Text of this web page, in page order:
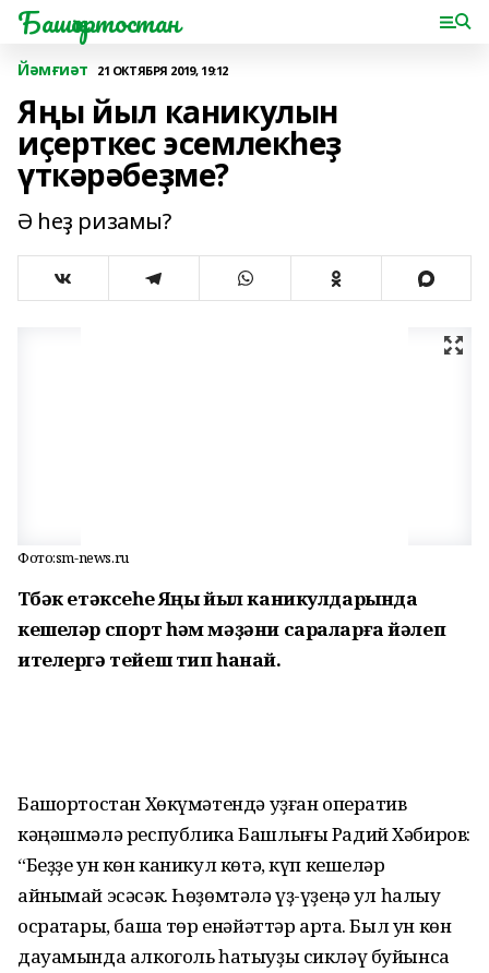
Башҡортостан
Йәмғиәт 21 ОКТЯБРЯ 2019, 19:12
Яңы йыл каникулын
иҫерткес эсемлекһеҙ
үткәрәбеҙме?
Ә һеҙ ризамы?
Фото:sm-news.ru
Төбәк етәксеһе Яңы йыл каникулдарында
кешеләр спорт һәм мәҙәни сараларға йәлеп
ителергә тейеш тип һанай.
Башҡортостан Хөкүмәтендә уҙған оператив
кәңәшмәлә республика Башлығы Радий Хәбиров:
“Беҙҙе ун көн каникул көтә, күп кешеләр
айнымай эсәсәк. Һөҙөмтәлә үҙ-үҙеңә ҡул һалыу
осраҡтары, башҡа төр енәйәттәр арта. Был ун көн
дауамында алкоголь һатыуҙы сикләү буйынса